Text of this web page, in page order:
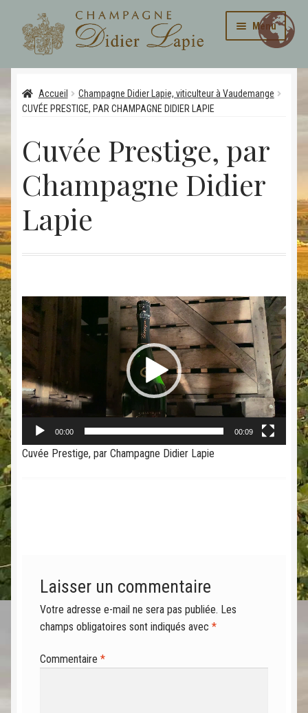
Aller
à
la
navigation
Aller
au
contenu
Menu
Ouvrir
le
Cuvées
menu
enfant
Galerie
Contact
Personnalisation de nos produits
Accueil
Champagne Didier Lapie, viticulteur à Vaudemange
CUVÉE PRESTIGE, PAR CHAMPAGNE DIDIER LAPIE
Cuvée Prestige, par
Champagne Didier
Lapie
Lecteur
vidéo
00:00 00:09
Cuvée Prestige, par Champagne Didier Lapie
Laisser un commentaire
Votre adresse e-mail ne sera pas publiée. Les
champs obligatoires sont indiqués avec *
Commentaire *